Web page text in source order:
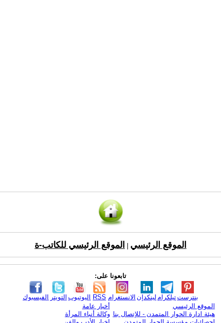
الموقع الرئيسي الموقع الرئيسي للكاتب-ة
تابعونا على:
الفيسبوك التويتر اليوتيوب RSS الانستغرام لينكدإن تيلكرامبنترست
الموقع الرئيسي
هيئة ادارة الحوار المتمدن - للإتصال بنا
أخبار عامة
وكالة أنباء المرأة